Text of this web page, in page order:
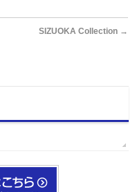
SIZUOKA Collection →